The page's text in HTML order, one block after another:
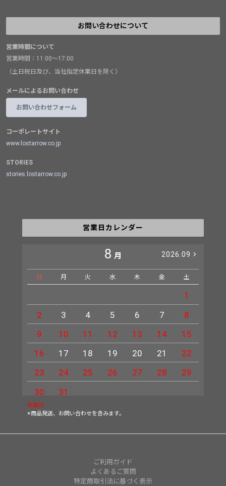
お問い合わせについて
営業時間について
営業時間：11:00～17:00
（土日祝日及び、当社指定休業日を除く）
メールによるお問い合わせ
お問い合わせフォーム
コーポレートサイト
www.lostarrow.co.jp
STORIES
stories.lostarrow.co.jp
営業日カレンダー
8 月 2026.09
日 月 火 水 木 金 土
1
2
3 4 5 6 7
8
9
10 11 12 13 14
15
16
17 18 19 20 21
22
23
24 25 26 27 28
29
30
31
休業日
※商品発送、お問い合わせを含みます。
ご利用ガイド
よくあるご質問
特定商取引法に基づく表示